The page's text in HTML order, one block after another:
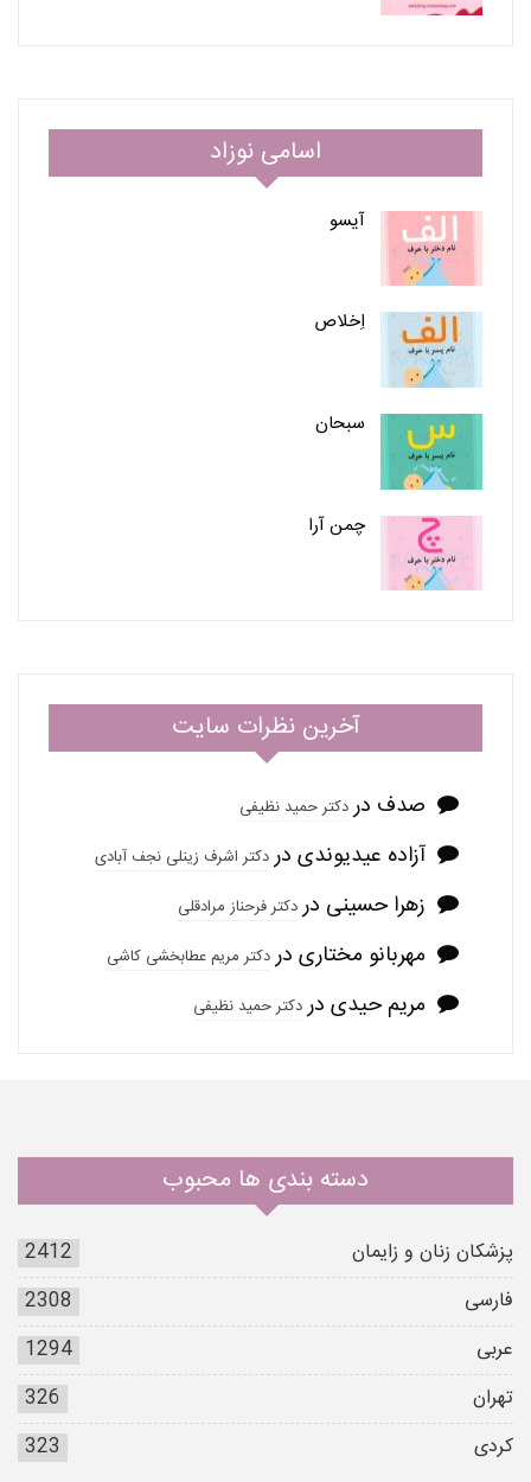
اسامی نوزاد
آیسو
اِخلاص
سبحان
چمن آرا
آخرین نظرات سایت
صدف دردکتر حمید نظیفی
آزاده عیدیوندی دردکتر اشرف زینلی نجف آبادی
زهرا حسینی دردکتر فرحناز مرادقلی
مهربانو مختاری دردکتر مریم عطابخشی کاشی
مریم حیدی دردکتر حمید نظیفی
دسته بندی ها محبوب
پزشکان زنان و زایمان
2412
فارسی
2308
عربی
1294
تهران
326
کردی
323